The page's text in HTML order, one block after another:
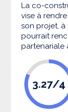
La co-
vise à
son projet, à
pourrait
partenariale
3.27/4